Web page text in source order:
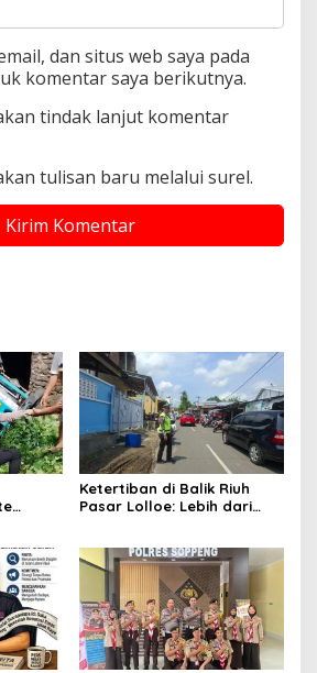
dan situs web saya pada
komentar saya berikutnya.
tindak lanjut komentar
tulisan baru melalui surel.
Ketertiban di Balik Riuh
Pasar Lolloe: Lebih dari